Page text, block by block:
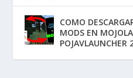
COMO
MODS EN
POJAVLAUNCHER